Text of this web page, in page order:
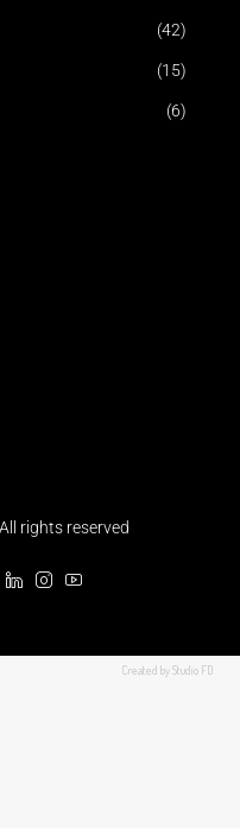
(42)
(15)
(6)
rights reserved
Created by Studio FD